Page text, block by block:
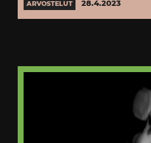
ARVOSTELUT 28.4.2023